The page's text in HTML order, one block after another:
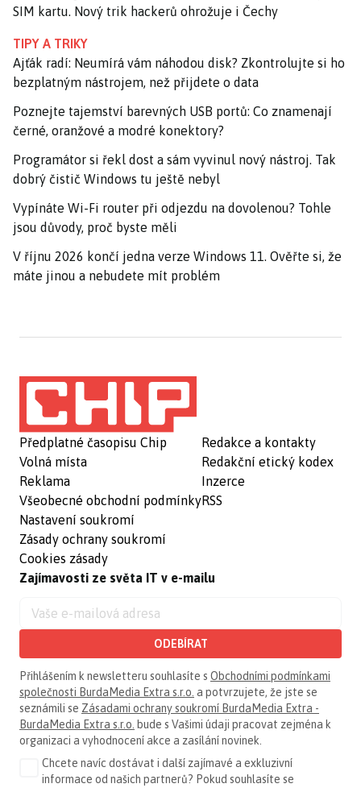
SIM kartu. Nový trik hackerů ohrožuje i Čechy
TIPY A TRIKY
Ajťák radí: Neumírá vám náhodou disk? Zkontrolujte si ho
bezplatným nástrojem, než přijdete o data
Poznejte tajemství barevných USB portů: Co znamenají
černé, oranžové a modré konektory?
Programátor si řekl dost a sám vyvinul nový nástroj. Tak
dobrý čistič Windows tu ještě nebyl
Vypínáte Wi-Fi router při odjezdu na dovolenou? Tohle
jsou důvody, proč byste měli
V říjnu 2026 končí jedna verze Windows 11. Ověřte si, že
máte jinou a nebudete mít problém
Předplatné časopisu Chip
Volná místa
Reklama
Všeobecné obchodní podmínky
Nastavení soukromí
Zásady ochrany soukromí
Cookies zásady
Redakce a kontakty
Redakční etický kodex
Inzerce
RSS
Zajímavosti ze světa IT v e-mailu
ODEBÍRAT
Přihlášením k newsletteru souhlasíte s Obchodními podmínkami
společnosti BurdaMedia Extra s.r.o. a potvrzujete, že jste se
seznámili se Zásadami ochrany soukromí BurdaMedia Extra -
BurdaMedia Extra s.r.o. bude s Vašimi údaji pracovat zejména k
organizaci a vyhodnocení akce a zasílání novinek.
Chcete navíc dostávat i další zajímavé a exkluzivní
informace od našich partnerů? Pokud souhlasíte se